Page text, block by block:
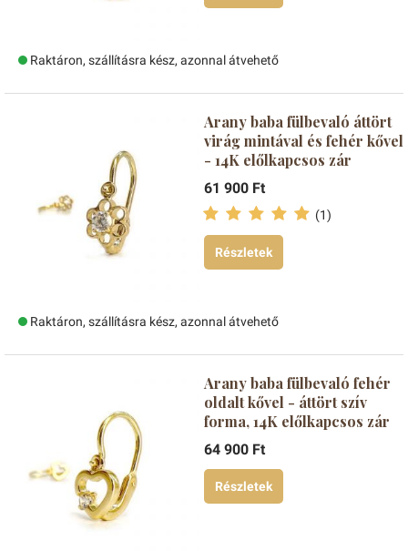
Raktáron, szállításra kész, azonnal átvehető
Arany baba fülbevaló áttört
virág mintával és fehér kővel
- 14K előlkapcsos zár
61 900 Ft
(1)
Részletek
Raktáron, szállításra kész, azonnal átvehető
Arany baba fülbevaló fehér
oldalt kővel - áttört szív
forma, 14K előlkapcsos zár
64 900 Ft
Részletek